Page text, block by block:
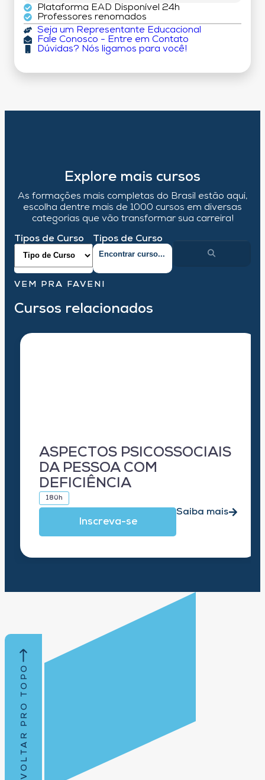
Plataforma EAD Disponível 24h
Professores renomados
Seja um Representante Educacional
Fale Conosco - Entre em Contato
Dúvidas? Nós ligamos para você!
Explore mais cursos
As formações mais completas do Brasil estão aqui,
escolha dentre mais de 1000 cursos em diversas
categorias que vão transformar sua carreira!
Tipos de Curso Tipos de Curso
VEM PRA FAVENI
Cursos relacionados
ASPECTOS PSICOSSOCIAIS
DA PESSOA COM
DEFICIÊNCIA
180h
Inscreva-se
Saiba mais
VOLTAR PRO TOPO